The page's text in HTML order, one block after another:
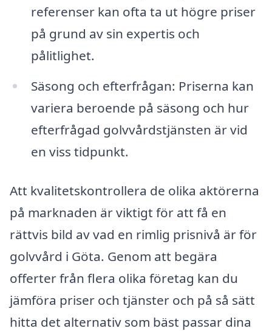
referenser kan ofta ta ut högre priser
på grund av sin expertis och
pålitlighet.
Säsong och efterfrågan: Priserna kan
variera beroende på säsong och hur
efterfrågad golvvårdstjänsten är vid
en viss tidpunkt.
Att kvalitetskontrollera de olika aktörerna
på marknaden är viktigt för att få en
rättvis bild av vad en rimlig prisnivå är för
golvvård i Göta. Genom att begära
offerter från flera olika företag kan du
jämföra priser och tjänster och på så sätt
hitta det alternativ som bäst passar dina